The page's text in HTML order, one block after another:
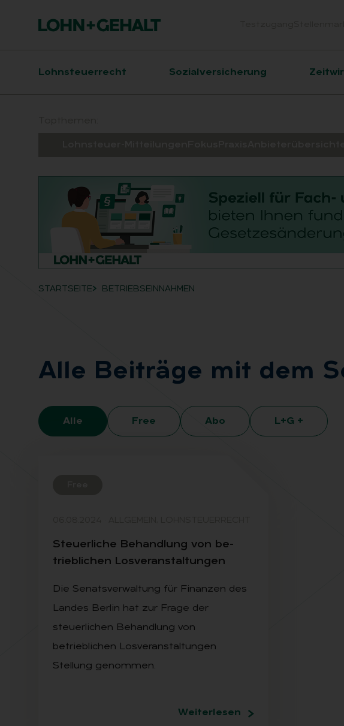
Hauptnavigation
Lohnsteuerrecht Sozialversicherung
Breadcrumb-Navigation
STARTSEITE BETRIEBSEINNAHMEN
Alle Bei­trä­ge mit dem
Alle Free Abo L+G +
Steu­er­li­che Be­hand­lung von be­
trieb­li­chen Los­ver­an­stal­tun­gen
Die Senatsverwaltung für Finanzen des
Landes Berlin hat zur Frage der
steuerlichen Behandlung von
betrieblichen Losveranstaltungen
Stellung genommen.
Weiterlesen